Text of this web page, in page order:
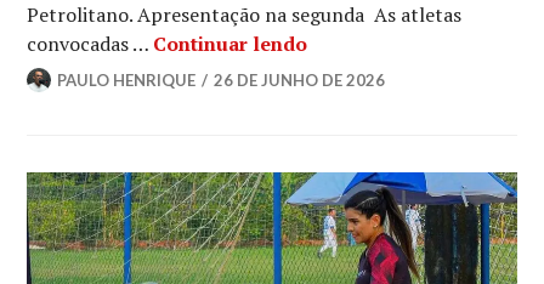
Petrolitano. Apresentação na segunda As atletas
convocadas … Continuar lendo
PAULO HENRIQUE 26 DE JUNHO DE 2026